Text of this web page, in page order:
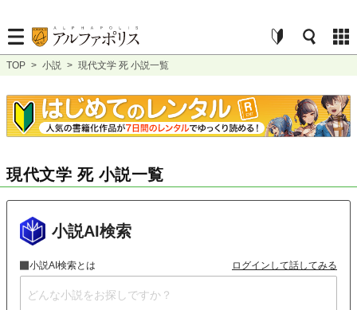
TOP > 小説 > 現代文学 死 小説一覧
現代文学 死 小説一覧
小説AI検索
小説AI検索とは ログインして話してみる